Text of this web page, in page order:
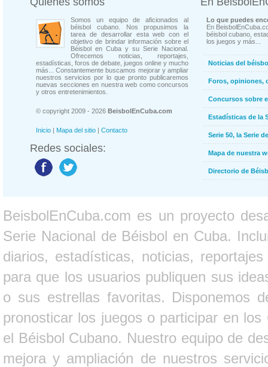
Somos un equipo de aficionados al
béisbol cubano. Nos propusimos la
tarea de desarrollar esta web con el
objetivo de brindar información sobre el
Béisbol en Cuba y su Serie Nacional.
Ofrecemos noticias, reportajes,
estadísticas, foros de debate, juegos online y mucho
más... Constantemente buscamos mejorar y ampliar
nuestros servicios por lo que pronto publicaremos
nuevas secciones en nuestra web como concursos
y otros entretenimientos.
© copyright 2009 - 2026 BeisbolEnCuba.com
Inicio | Mapa del sitio | Contacto
Redes sociales:
Lo que puedes
En
béisbol cubano,
los juegos y más...
Noticias del
Foros, opiniones,
Concursos sobre
Estadísticas de la
Serie 50, la Serie
Mapa de nuestra
Directorio de
BeisbolEnCuba.com es un proyecto
Serie Nacional de Béisbol en Cuba.
diarios, estadísticas, noticias,
para que los usuarios publiquen sus
o sus estrellas favoritas. Disponemos
pronosticar los juegos o participar en
el Béisbol Cubano. Nuestro equipo de
mejora y ampliación de nuestros